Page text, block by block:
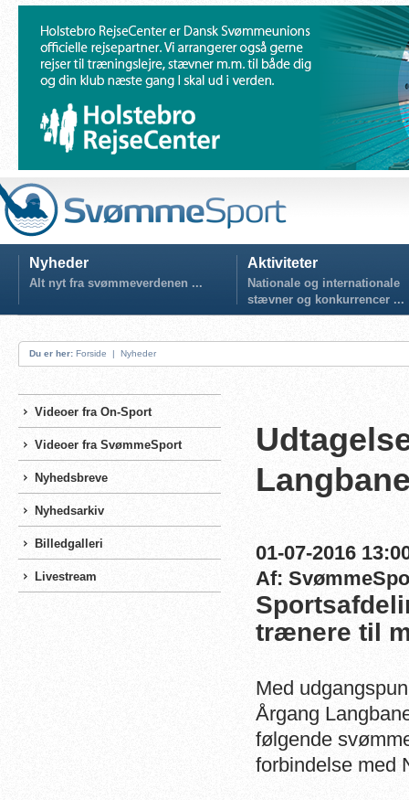
Nyheder
Alt nyt fra svømmeverdenen ...
Aktiviteter
Nationale og internationale
stævner og konkurrencer ...
Du er her: Forside | Nyheder
Videoer fra On-Sport
Videoer fra SvømmeSport
Nyhedsbreve
Nyhedsarkiv
Billedgalleri
Livestream
01-07-2016
Af:
trænere til
Med
Årgang
følgende
forbindelse med